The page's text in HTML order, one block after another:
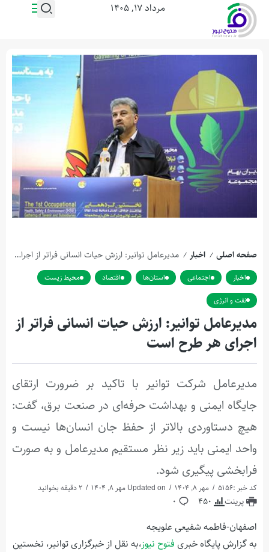
مرداد ۱۷, ۱۴۰۵
صفحه اصلی / اخبار / مدیرعامل توانیر: ارزش حیات انسانی فراتر از اجرای هر طرح است
اخبار اجتماعی استان‌ها اقتصاد
محیط زیست
نفت و انرژی
مدیرعامل توانیر: ارزش حیات انسانی فراتر از
اجرای هر طرح است
مدیرعامل شرکت توانیر با تاکید بر ضرورت ارتقای
جایگاه ایمنی و بهداشت حرفه‌ای در صنعت برق، گفت:
هیچ دستاوردی بالاتر از حفظ جان انسان‌ها نیست و
واحد ایمنی باید زیر نظر مستقیم مدیرعامل و به صورت
فرابخشی پیگیری شود.
کد خبر :5156 مهر 8, 1404
پرینت 450
0
اصفهان-فاطمه شفیعی علویجه
به گزارش پایگاه خبری فتوح نیوز،به نقل از خبرگزاری توانیر، نخستین